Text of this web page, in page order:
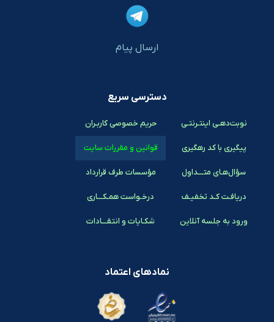
ارسال پیام
دسترسی سریع
نوبت‌دهـی اینتـرنتـی
پیگیری با کد رهگیری
سؤال‌هـای متـــداول
دریافـت کـد تخفیـف
ورود به جلسه آنلاین
حریم خصوصی کاربـران
قوانین و مقررات سایت
مؤسسات طرف قرارداد
درخـواست همـکـــاری
شکـایات و انتقـــادات
نمادهای اعتماد